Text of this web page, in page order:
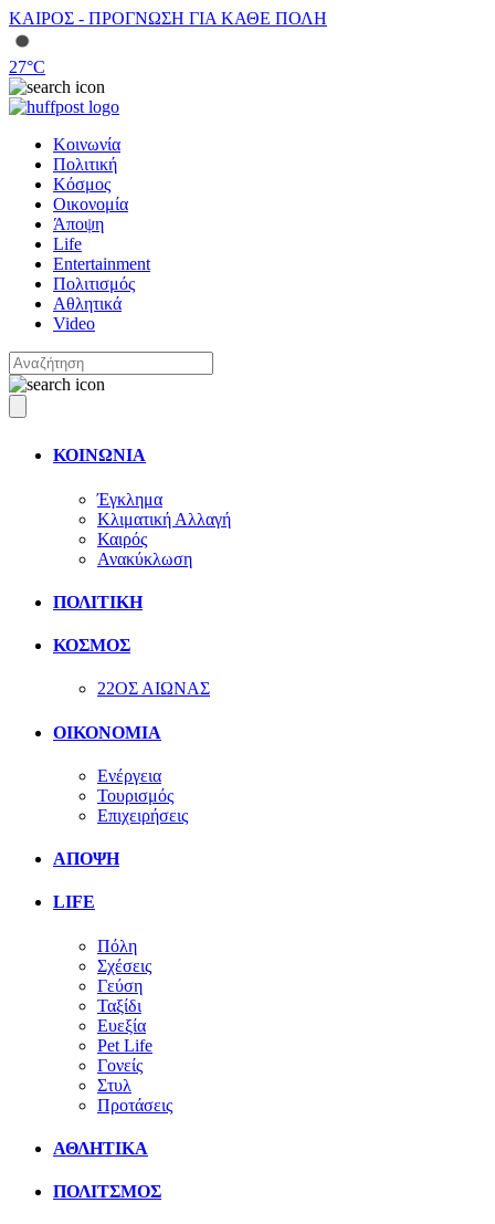
ΚΑΙΡΟΣ - ΠΡΟΓΝΩΣΗ ΓΙΑ ΚΑΘΕ ΠΟΛΗ
27°C
Κοινωνία
Πολιτική
Κόσμος
Οικονομία
Άποψη
Life
Entertainment
Πολιτισμός
Αθλητικά
Video
ΚΟΙΝΩΝΙΑ
Έγκλημα
Κλιματική Αλλαγή
Καιρός
Ανακύκλωση
ΠΟΛΙΤΙΚΗ
ΚΟΣΜΟΣ
22ΟΣ ΑΙΩΝΑΣ
ΟΙΚΟΝΟΜΙΑ
Ενέργεια
Τουρισμός
Επιχειρήσεις
ΑΠΟΨΗ
LIFE
Πόλη
Σχέσεις
Γεύση
Ταξίδι
Ευεξία
Pet Life
Γονείς
Στυλ
Προτάσεις
ΑΘΛΗΤΙΚΑ
ΠΟΛΙΤΣΜΟΣ